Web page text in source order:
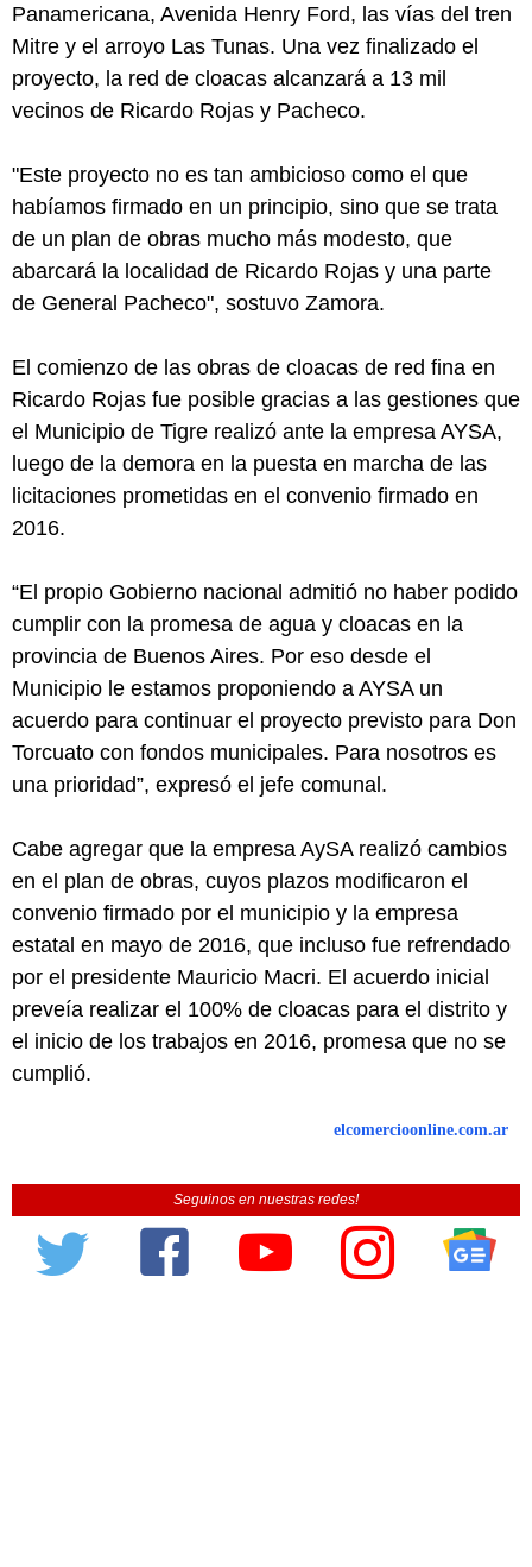
Panamericana, Avenida Henry Ford, las vías del tren
Mitre y el arroyo Las Tunas. Una vez finalizado el
proyecto, la red de cloacas alcanzará a 13 mil
vecinos de Ricardo Rojas y Pacheco.
"Este proyecto no es tan ambicioso como el que
habíamos firmado en un principio, sino que se trata
de un plan de obras mucho más modesto, que
abarcará la localidad de Ricardo Rojas y una parte
de General Pacheco", sostuvo Zamora.
El comienzo de las obras de cloacas de red fina en
Ricardo Rojas fue posible gracias a las gestiones que
el Municipio de Tigre realizó ante la empresa AYSA,
luego de la demora en la puesta en marcha de las
licitaciones prometidas en el convenio firmado en
2016.
“El propio Gobierno nacional admitió no haber podido
cumplir con la promesa de agua y cloacas en la
provincia de Buenos Aires. Por eso desde el
Municipio le estamos proponiendo a AYSA un
acuerdo para continuar el proyecto previsto para Don
Torcuato con fondos municipales. Para nosotros es
una prioridad”, expresó el jefe comunal.
Cabe agregar que la empresa AySA realizó cambios
en el plan de obras, cuyos plazos modificaron el
convenio firmado por el municipio y la empresa
estatal en mayo de 2016, que incluso fue refrendado
por el presidente Mauricio Macri. El acuerdo inicial
preveía realizar el 100% de cloacas para el distrito y
el inicio de los trabajos en 2016, promesa que no se
cumplió.
elcomercioonline.com.ar
Seguinos en nuestras redes!